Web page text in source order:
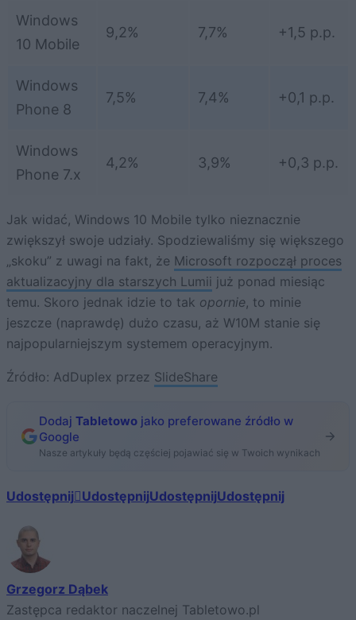
Windows
10 Mobile
9,2% 7,7% +1,5 p.p.
Windows
Phone 8
7,5% 7,4% +0,1 p.p.
Windows
Phone 7.x
4,2% 3,9% +0,3 p.p.
Jak widać, Windows 10 Mobile tylko nieznacznie
zwiększył swoje udziały. Spodziewaliśmy się większego
„skoku” z uwagi na fakt, że Microsoft rozpoczął proces
aktualizacyjny dla starszych Lumii już ponad miesiąc
temu. Skoro jednak idzie to tak opornie, to minie
jeszcze (naprawdę) dużo czasu, aż W10M stanie się
najpopularniejszym systemem operacyjnym.
Źródło: AdDuplex przez SlideShare
Dodaj Tabletowo jako preferowane źródło w
Google
Nasze artykuły będą częściej pojawiać się w Twoich wynikach
Udostępnij UdostępnijUdostępnijUdostępnij
Grzegorz Dąbek
Zastępca redaktor naczelnej Tabletowo.pl